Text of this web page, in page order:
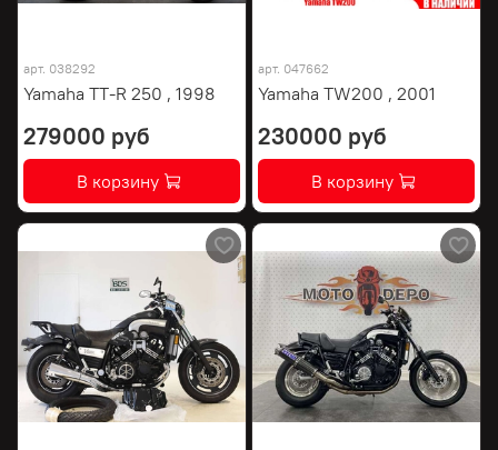
арт. 038292
Yamaha TT-R 250 , 1998
279000 руб
В корзину
арт. 047662
Yamaha TW200 , 2001
230000 руб
В корзину